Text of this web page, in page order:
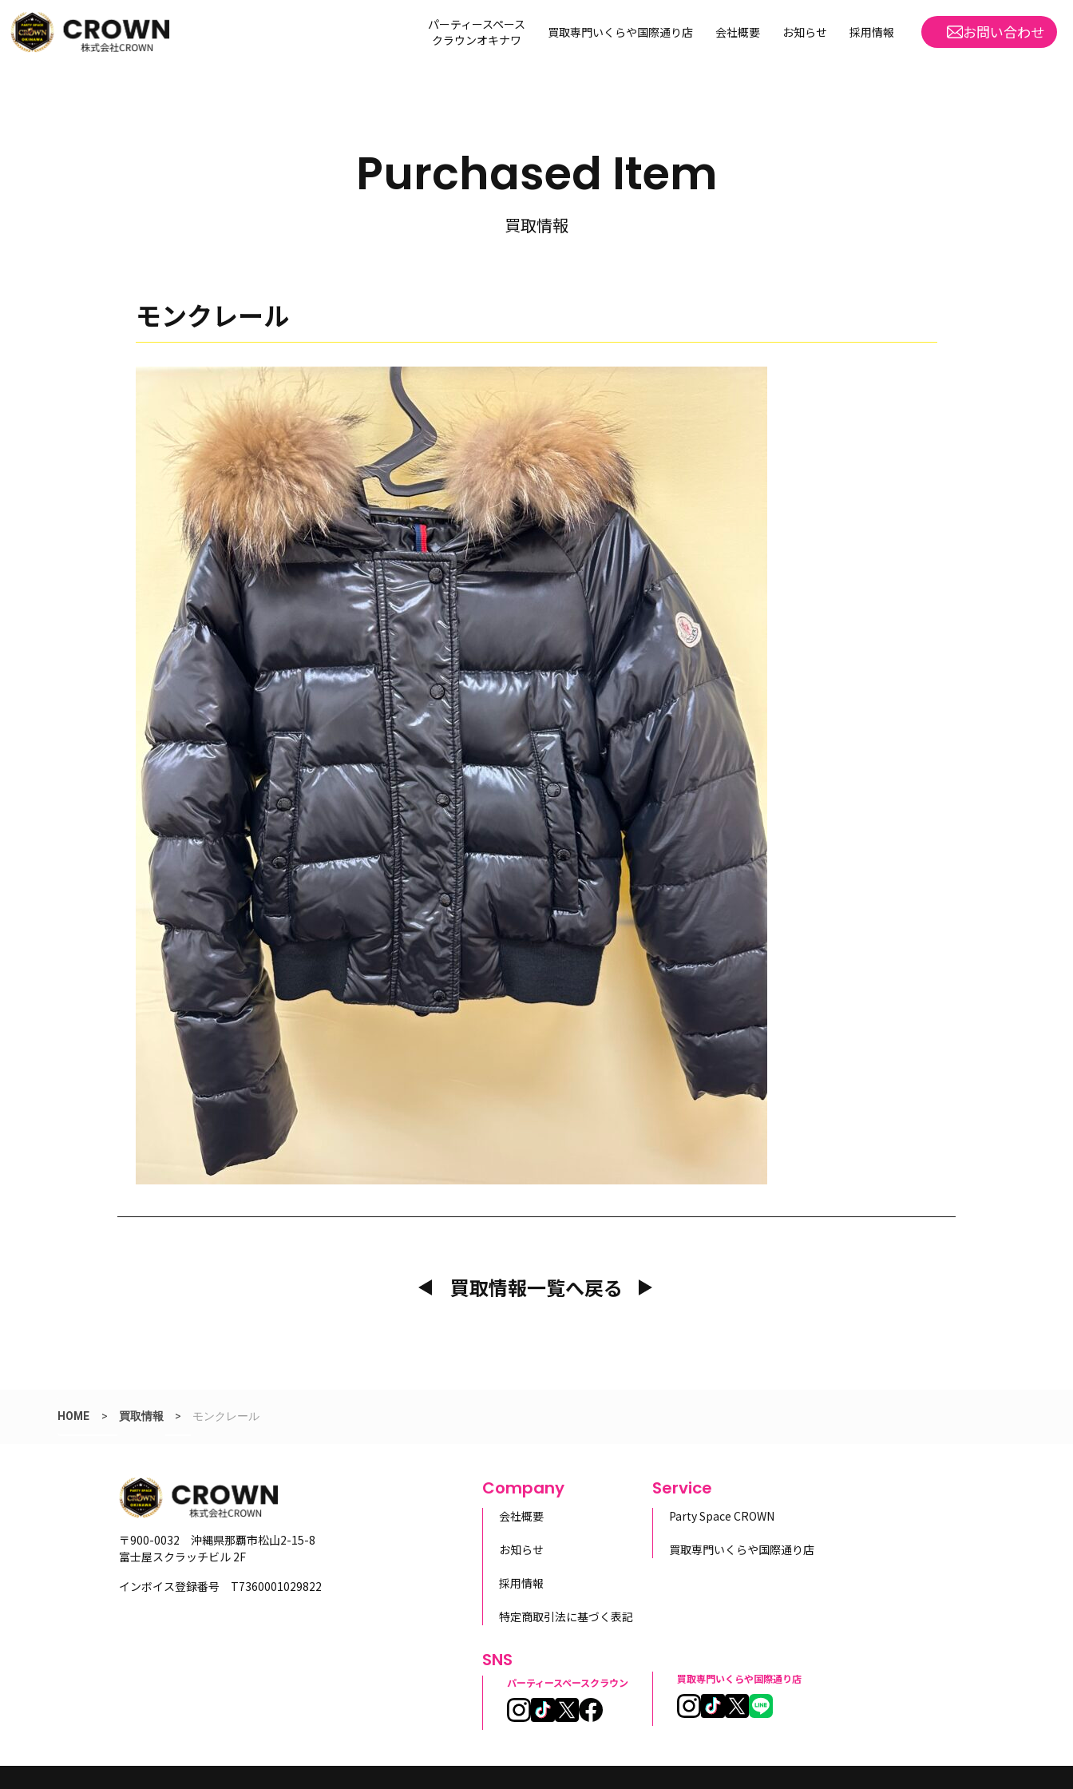
パーティースペース
クラウンオキナワ
買取専門いくらや国際通り店 会社概要 お知らせ 採用情報 お問い合わせ
Purchased Item
買取情報
モンクレール
買取情報一覧へ戻る
HOME > 買取情報 > モンクレール
〒900-0032 沖縄県那覇市松山2-15-8
富士屋スクラッチビル 2F
インボイス登録番号 T7360001029822
Company
会社概要
お知らせ
採用情報
特定商取引法に基づく表記
Service
Party Space CROWN
買取専門いくらや国際通り店
SNS
パーティースペースクラウン 買取専門いくらや国際通り店